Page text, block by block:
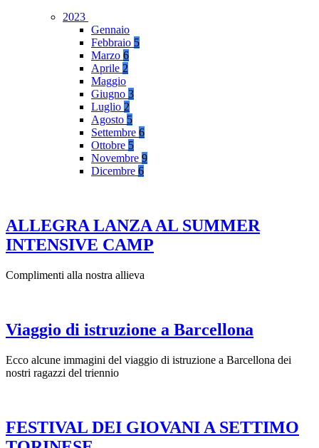
2023
Gennaio
Febbraio 5
Marzo 6
Aprile 2
Maggio
Giugno 3
Luglio 2
Agosto 5
Settembre 6
Ottobre 5
Novembre 9
Dicembre 6
ALLEGRA LANZA AL SUMMER
INTENSIVE CAMP
Complimenti alla nostra allieva
Viaggio di istruzione a Barcellona
Ecco alcune immagini del viaggio di istruzione a Barcellona dei
nostri ragazzi del triennio
FESTIVAL DEI GIOVANI A SETTIMO